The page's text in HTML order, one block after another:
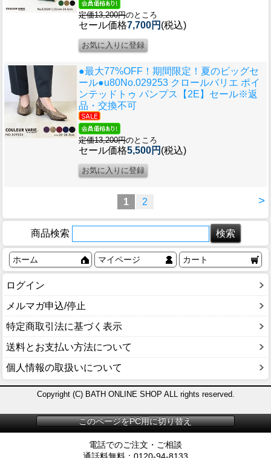
定価13,200円のところ
セール価格7,700円 (税込)
●最大77%OFF！期間限定！夏のビッグセ
ール●u80No.029253 クロールバリエ ポイ
ンテッドトゥ パンプス【2E】セール※返
品・交換不可
定価13,200円のところ
セール価格5,500円 (税込)
>
1 2
商品検索
ホーム マイページ カート
ログイン
メルマガ申込/停止
特定商取引法に基づく表示
送料とお支払い方法について
個人情報の取扱いについて
Copyright (C) BATH ONLINE SHOP ALL rights reserved.
電話でのご注文・ご相談
このページをPC用に切り替え